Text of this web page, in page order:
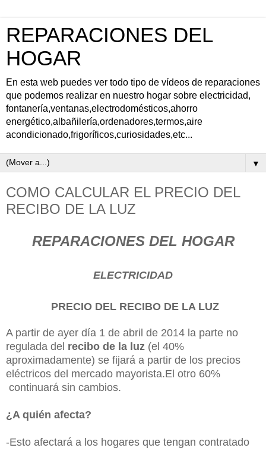
REPARACIONES DEL
HOGAR
En esta web puedes ver todo tipo de vídeos de reparaciones
que podemos realizar en nuestro hogar sobre electricidad,
fontanería,ventanas,electrodomésticos,ahorro
energético,albañilería,ordenadores,termos,aire
acondicionado,frigoríficos,curiosidades,etc...
▼
COMO CALCULAR EL PRECIO DEL
RECIBO DE LA LUZ
REPARACIONES DEL HOGAR
ELECTRICIDAD
PRECIO DEL RECIBO DE LA LUZ
A partir de ayer día 1 de abril de 2014 la parte no
regulada del recibo de la luz (el 40%
aproximadamente) se fijará a partir de los precios
eléctricos del mercado mayorista.El otro 60%
continuará sin cambios.
¿A quién afecta?
-Esto afectará a los hogares que tengan contratado